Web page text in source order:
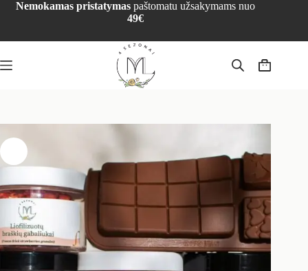
Nemokamas pristatymaspaštomatu užsakymams nuo
49€